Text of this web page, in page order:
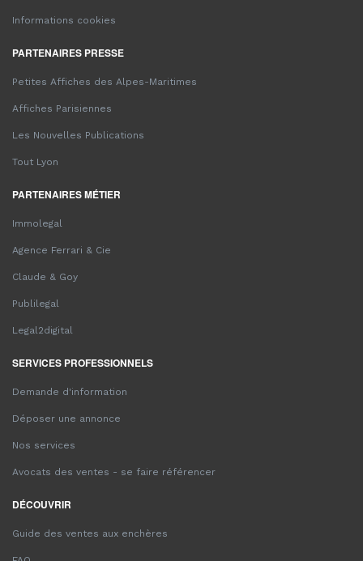
Informations cookies
PARTENAIRES PRESSE
Petites Affiches des Alpes-Maritimes
Affiches Parisiennes
Les Nouvelles Publications
Tout Lyon
PARTENAIRES MÉTIER
Immolegal
Agence Ferrari & Cie
Claude & Goy
Publilegal
Legal2digital
SERVICES PROFESSIONNELS
Demande d'information
Déposer une annonce
Nos services
Avocats des ventes - se faire référencer
DÉCOUVRIR
Guide des ventes aux enchères